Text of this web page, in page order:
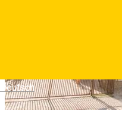
Deutsch